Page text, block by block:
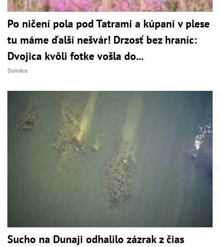
Po ničení pola pod Tatrami a kúpaní v plese
tu máme ďalší nešvár! Drzosť bez hraníc:
Dvojica kvôli fotke vošla do...
Domáce
Sucho na Dunaji odhalilo zázrak z čias